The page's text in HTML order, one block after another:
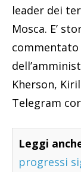
leader dei
Mosca. E’
Kherson,
Telegram
Leggi
progressi